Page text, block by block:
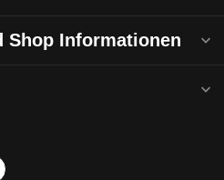
Shop Informationen